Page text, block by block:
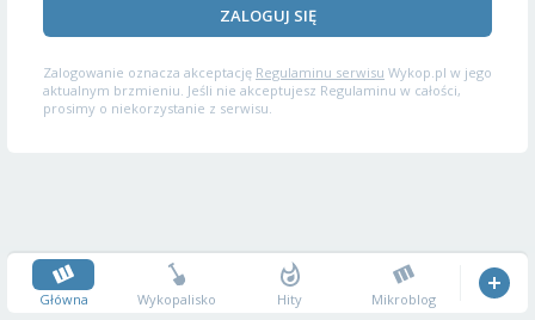
ZALOGUJ SIĘ
Zalogowanie oznacza akceptację Regulaminu serwisu Wykop.pl w jego
aktualnym brzmieniu. Jeśli nie akceptujesz Regulaminu w całości,
prosimy o niekorzystanie z serwisu.
Główna Wykopalisko Hity Mikroblog